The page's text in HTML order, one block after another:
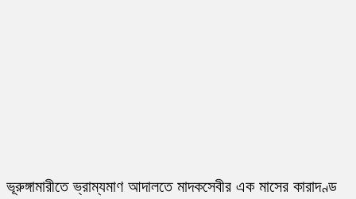
ভূরুঙ্গামারীতে ভ্রাম্যমাণ আদালতে মাদকসেবীর এক মাসের কারাদণ্ড